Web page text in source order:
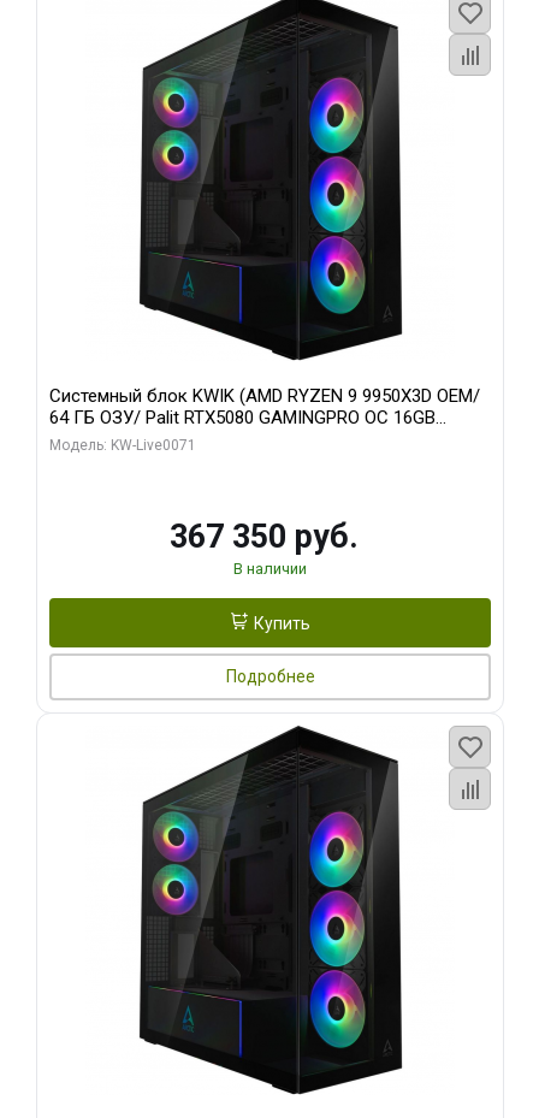
Системный блок KWIK (AMD RYZEN 9 9950X3D OEM/
64 ГБ ОЗУ/ Palit RTX5080 GAMINGPRO OC 16GB
GDDR7 256bit 3xDP HD/ 960 ГБ SSD)
Модель: KW-Live0071
367 350 руб.
В наличии
Купить
Подробнее